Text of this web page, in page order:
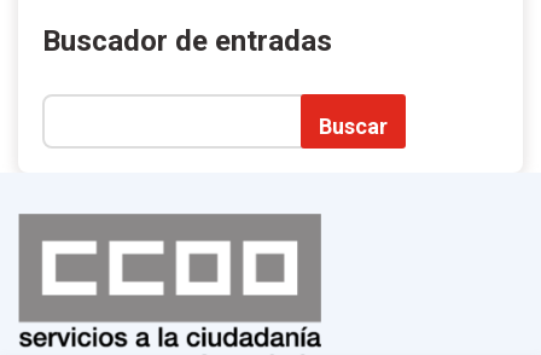
Buscador de entradas
Buscar